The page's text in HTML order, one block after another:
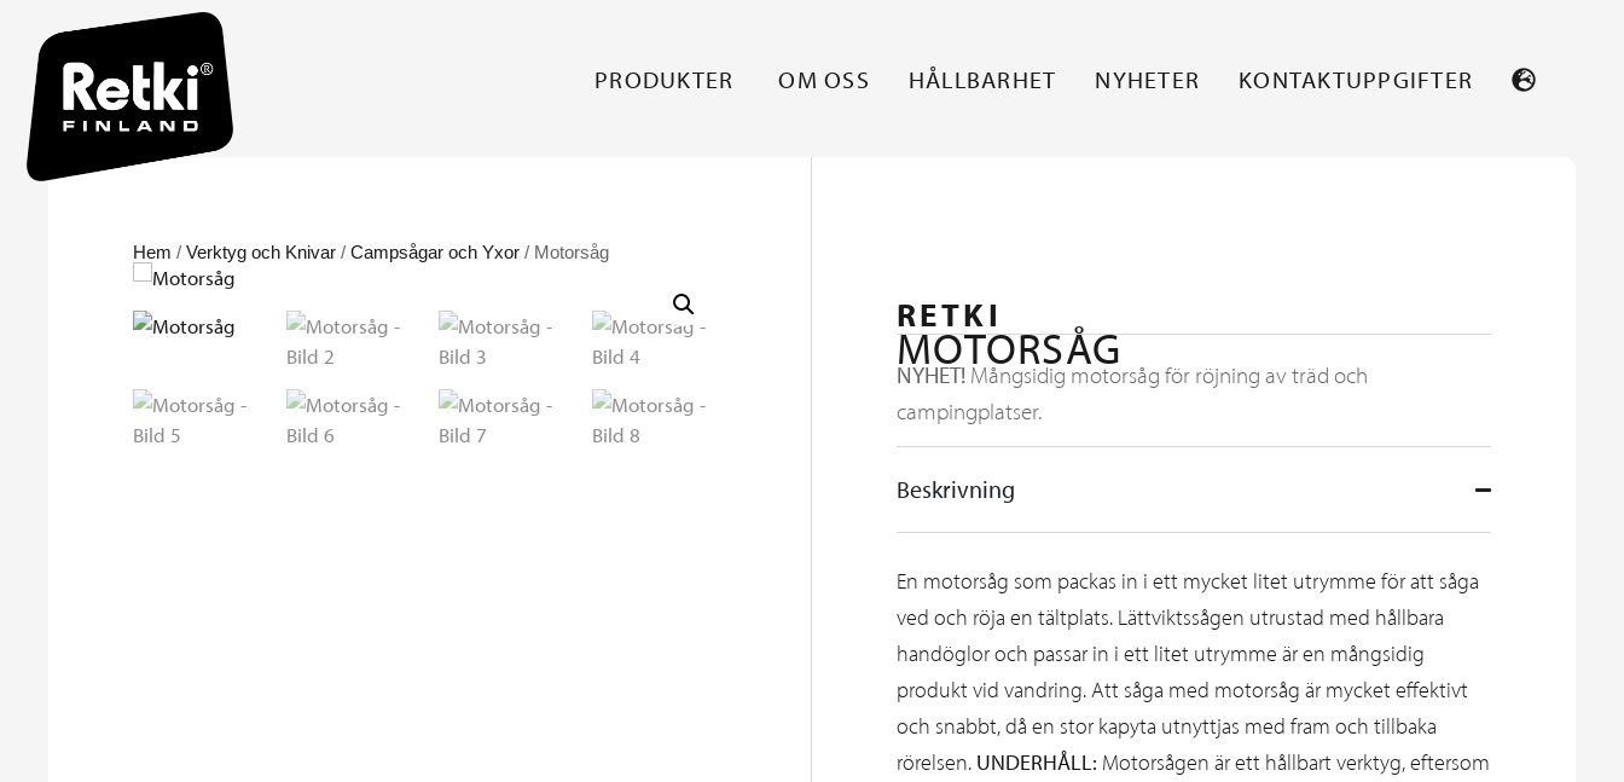
PRODUKTER OM OSS HÅLLBARHET NYHETER KONTAKTUPPGIFTER
Hem / Verktyg och Knivar / Campsågar och Yxor / Motorsåg
RETKI
MOTORSÅG
NYHET! Mångsidig motorsåg för röjning av träd och
campingplatser.
Beskrivning
En motorsåg som packas in i ett mycket litet utrymme för att såga
ved och röja en tältplats. Lättviktssågen utrustad med hållbara
handöglor och passar in i ett litet utrymme är en mångsidig
produkt vid vandring. Att såga med motorsåg är mycket effektivt
och snabbt, då en stor kapyta utnyttjas med fram och tillbaka
rörelsen. UNDERHÅLL: Motorsågen är ett hållbart verktyg, eftersom